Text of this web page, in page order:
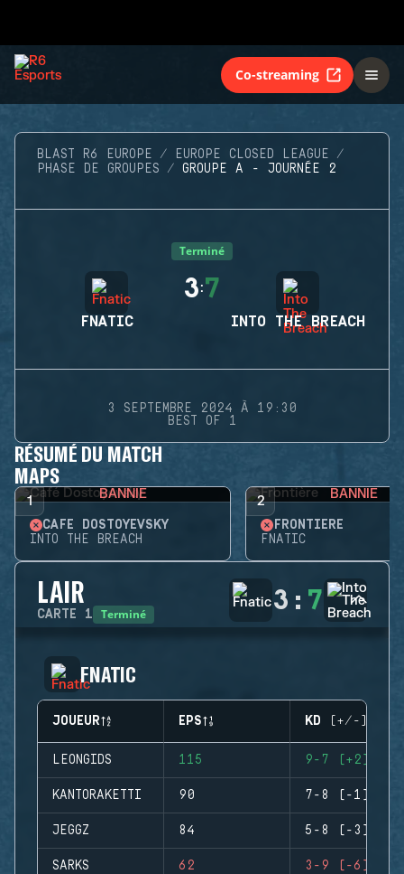
Co-streaming
BLAST R6 EUROPE
EUROPE CLOSED LEAGUE
PHASE DE GROUPES
GROUPE A - JOURNÉE 2
Terminé
FNATIC
3:7
INTO THE BREACH
3 SEPTEMBRE 2024 À 19:30
BEST OF 1
RÉSUMÉ DU MATCH
MAPS
1 BANNIE
CAFÉ DOSTOYEVSKY
INTO THE BREACH
2 BANNIE
FRONTIÈRE
FNATIC
LAIR
CARTE 1 Terminé 3 : 7
FNATIC
JOUEUR EPS KD (+/-)
LEONGIDS 115 9-7 (+2)
KANTORAKETTI 90 7-8 (-1)
JEGGZ 84 5-8 (-3)
SARKS 62 3-9 (-6)